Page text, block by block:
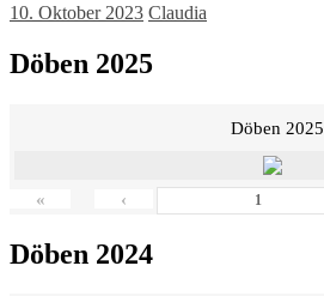
10. Oktober 2023 Claudia
Döben 2025
Döben 2025
« ‹
Döben 2024